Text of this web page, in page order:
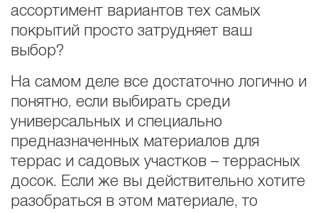
ассортимент вариантов тех самых
покрытий просто затрудняет ваш
выбор?
На самом деле все достаточно логично и
понятно, если выбирать среди
универсальных и специально
предназначенных материалов для
террас и садовых участков – террасных
досок. Если же вы действительно хотите
разобраться в этом материале, то